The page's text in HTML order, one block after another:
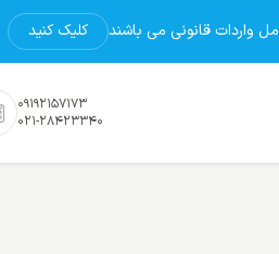
واردات قانونی می باشند کلیک کنید
09192157173
021-28423340